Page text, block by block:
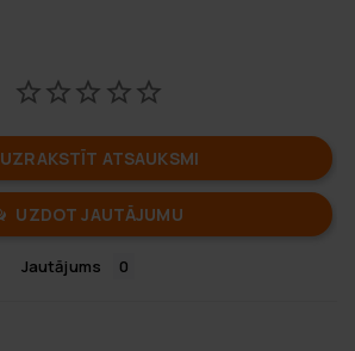
UZRAKSTĪT ATSAUKSMI
UZDOT JAUTĀJUMU
Jautājums